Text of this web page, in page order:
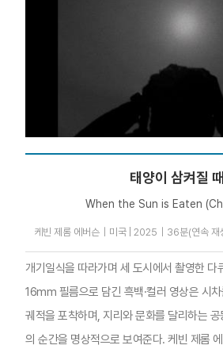
태양이 삼켜질 때
When the Sun is Eaten
케빈 제롬 에버슨｜미국 | 2025｜36분(연속
개기일식을 따라가며 세 도시에서 촬영한 다
16mm 필름으로 담긴 흑백·컬러 영상은 시
궤적을 포착하며, 지리와 문화를 달리하는
의 순간을 명상적으로 보여준다. 케빈 제롬